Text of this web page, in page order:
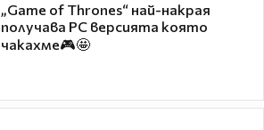
„Game of Thrones“ най-накрая
получава PC версията която
чакахме🎮🤩